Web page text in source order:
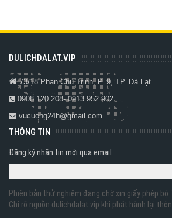
DULICHDALAT.VIP
73/18 Phan Chu Trinh, P. 9, TP. Đà Lạt
0908.120.208- 0913.952.902
vucuong24h@gmail.com
THÔNG TIN
Đăng ký nhận tin mới qua email
Phiên bản thử nghiệm đang chờ xin giấy phép bộ
Ghi rõ nguồn dulichdalat.vip khi phát hành lại